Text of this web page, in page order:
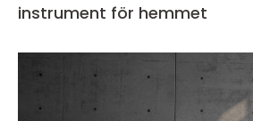
instrument för hemmet